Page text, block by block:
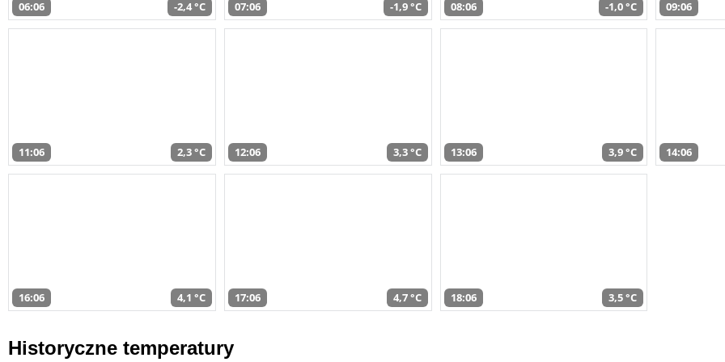
06:06 -2,4 °C 07:06 -1,9 °C 08:06 -1,0 °C 09:06
11:06 2,3 °C 12:06 3,3 °C 13:06 3,9 °C 14:06
16:06 4,1 °C 17:06 4,7 °C 18:06 3,5 °C
Historyczne temperatury